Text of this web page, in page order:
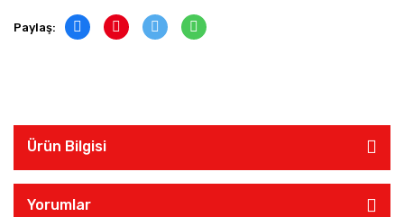
Paylaş:
Ürün Bilgisi
Yorumlar